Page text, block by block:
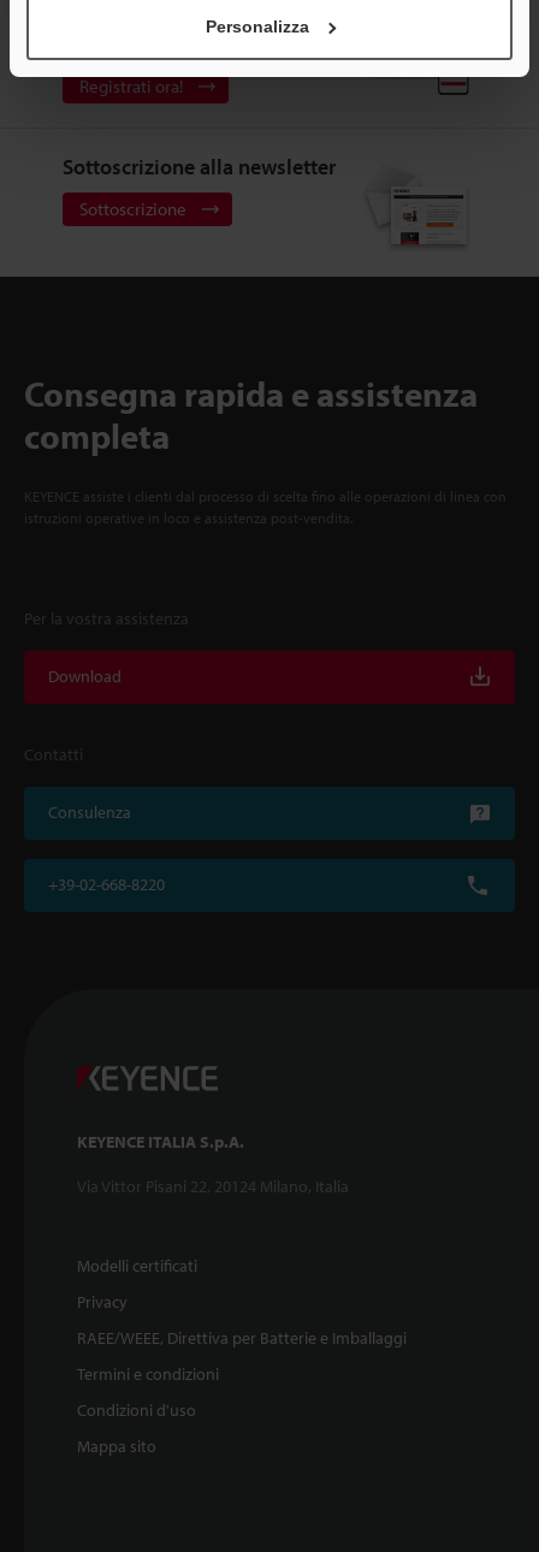
Personalizza
CREA IL TUO ACCOUNT
Registrati ora!
Sottoscrizione alla newsletter
Sottoscrizione
Consegna rapida e assistenza
completa
KEYENCE assiste i clienti dal processo di scelta fino alle operazioni di linea con
istruzioni operative in loco e assistenza post-vendita.
Per la vostra assistenza
Download
Contatti
Consulenza
+39-02-668-8220
KEYENCE ITALIA S.p.A.
Via Vittor Pisani 22, 20124 Milano, Italia
Modelli certificati
Privacy
RAEE/WEEE, Direttiva per Batterie e Imballaggi
Termini e condizioni
Condizioni d'uso
Mappa sito